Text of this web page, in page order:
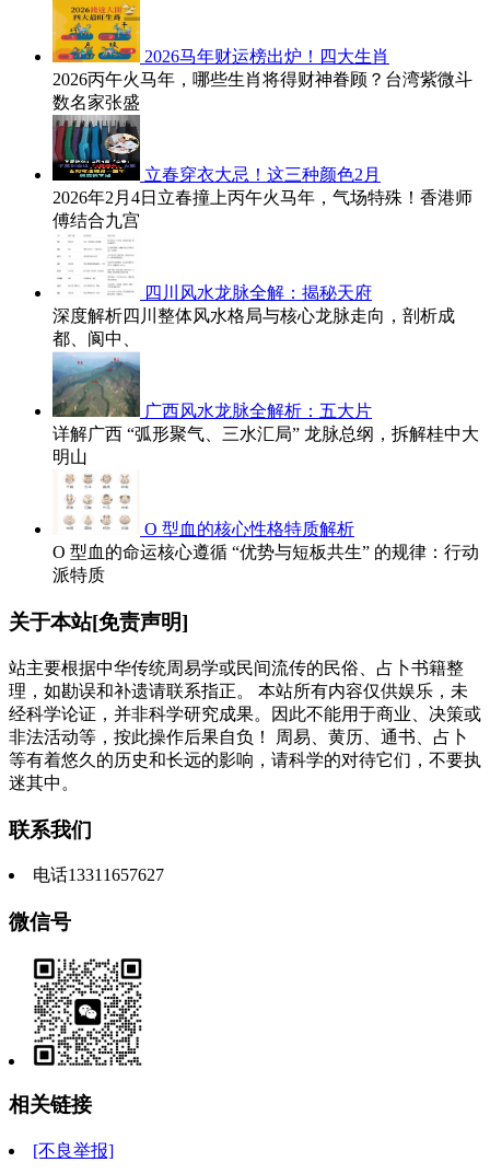
2026马年财运榜出炉！四大生肖
2026丙午火马年，哪些生肖将得财神眷顾？台湾紫微斗
数名家张盛
立春穿衣大忌！这三种颜色2月
2026年2月4日立春撞上丙午火马年，气场特殊！香港师
傅结合九宫
四川风水龙脉全解：揭秘天府
深度解析四川整体风水格局与核心龙脉走向，剖析成
都、阆中、
广西风水龙脉全解析：五大片
详解广西 “弧形聚气、三水汇局” 龙脉总纲，拆解桂中大
明山
O 型血的核心性格特质解析
O 型血的命运核心遵循 “优势与短板共生” 的规律：行动
派特质
关于本站[免责声明]
站主要根据中华传统周易学或民间流传的民俗、占卜书籍整
理，如勘误和补遗请联系指正。 本站所有内容仅供娱乐，未
经科学论证，并非科学研究成果。因此不能用于商业、决策或
非法活动等，按此操作后果自负！ 周易、黄历、通书、占卜
等有着悠久的历史和长远的影响，请科学的对待它们，不要执
迷其中。
联系我们
电话13311657627
微信号
相关链接
[不良举报]